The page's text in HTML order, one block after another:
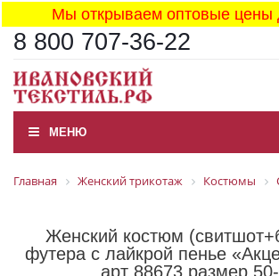
Мы открываем оптовые цены
8 800 707-36-22
МЕНЮ
Главная Женский трикотаж Костюмы
Женский костюм
футера с лайкрой пенье
арт 88673 размер